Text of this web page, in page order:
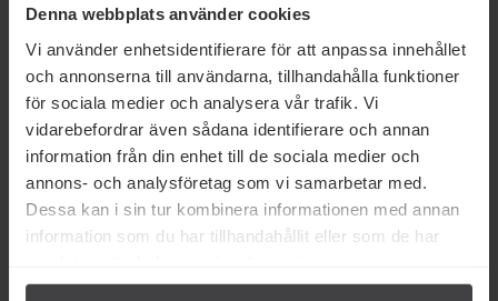
Denna webbplats använder cookies
Vi använder enhetsidentifierare för att anpassa innehållet
och annonserna till användarna, tillhandahålla funktioner
för sociala medier och analysera vår trafik. Vi
vidarebefordrar även sådana identifierare och annan
information från din enhet till de sociala medier och
annons- och analysföretag som vi samarbetar med.
Dessa kan i sin tur kombinera informationen med annan
information som du har tillhandahållit eller som de har
11 kr 199 kr